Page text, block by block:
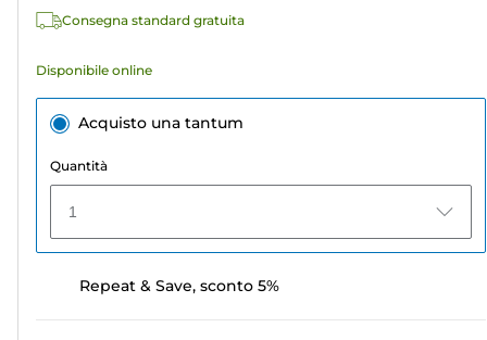
Consegna standard gratuita
Disponibile online
Acquisto una tantum
Quantità
1
Repeat & Save, sconto 5%